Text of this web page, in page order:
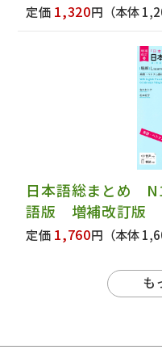
定価 1,320円 （本体
日本語総まとめ
語版 増補改訂版
定価 1,760円 （本体
も